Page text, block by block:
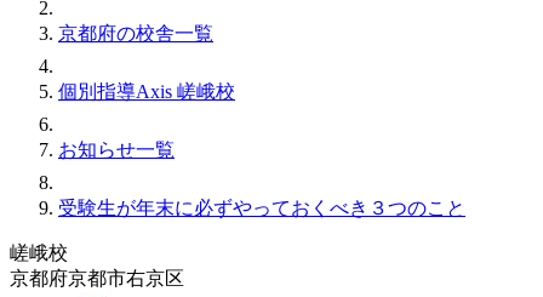
京都府の校舎一覧
個別指導Axis 嵯峨校
お知らせ一覧
受験生が年末に必ずやっておくべき３つのこと
嵯峨校
京都府京都市右京区